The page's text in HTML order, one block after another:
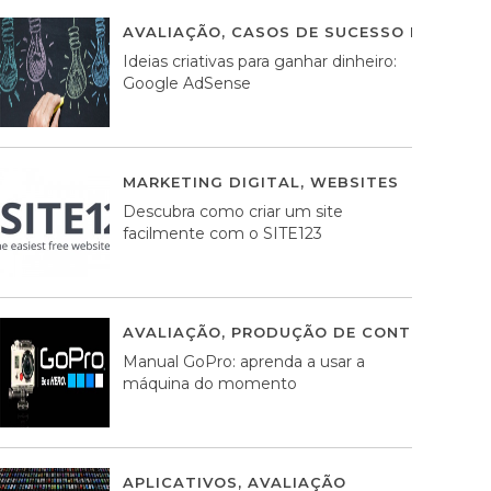
AVALIAÇÃO, CASOS DE SUCESSO DE
Ideias criativas para ganhar dinheiro:
Google AdSense
MARKETING DIGITAL, WEBSITES
Descubra como criar um site
facilmente com o SITE123
AVALIAÇÃO, PRODUÇÃO DE CONTEÚDOS
Manual GoPro: aprenda a usar a
máquina do momento
APLICATIVOS, AVALIAÇÃO